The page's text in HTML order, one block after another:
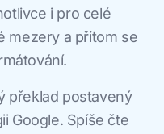
i pro celé
mezery a přitom se
překlad postavený
Google. Spíše čte